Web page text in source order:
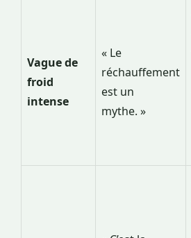
Vague de
froid
intense
« Le
réchauffement
est un
mythe. »